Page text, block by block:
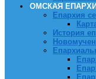
ОМСКАЯ
Епархия
История